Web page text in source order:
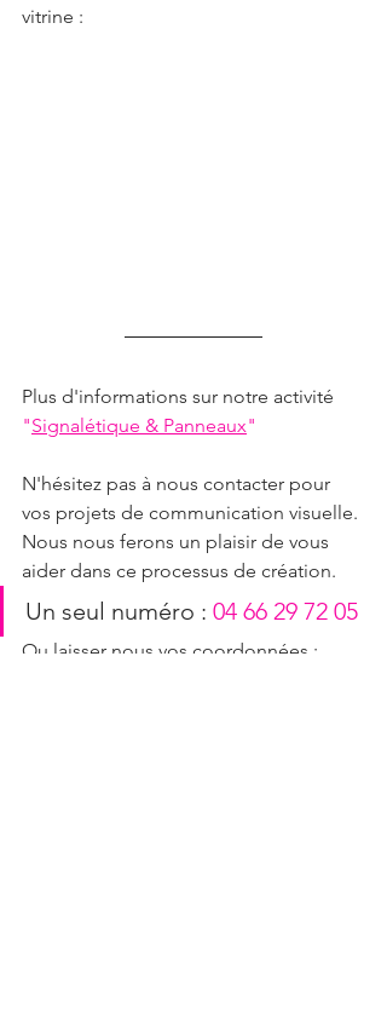
vitrine :
Plus d'informations sur notre activité
"Signalétique & Panneaux"
N'hésitez pas à nous contacter pour
vos projets de communication visuelle.
Nous nous ferons un plaisir de vous
aider dans ce processus de création.
Un seul numéro : 04 66 29 72 05
Ou laisser nous vos coordonnées :